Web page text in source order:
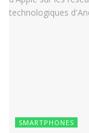
SMARTPHONES